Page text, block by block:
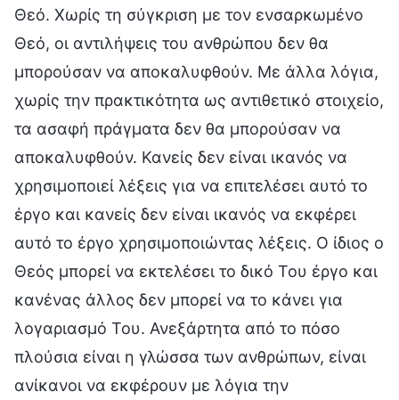
Θεό. Χωρίς τη σύγκριση με τον ενσαρκωμένο
Θεό, οι αντιλήψεις του ανθρώπου δεν θα
μπορούσαν να αποκαλυφθούν. Με άλλα λόγια,
χωρίς την πρακτικότητα ως αντιθετικό στοιχείο,
τα ασαφή πράγματα δεν θα μπορούσαν να
αποκαλυφθούν. Κανείς δεν είναι ικανός να
χρησιμοποιεί λέξεις για να επιτελέσει αυτό το
έργο και κανείς δεν είναι ικανός να εκφέρει
αυτό το έργο χρησιμοποιώντας λέξεις. Ο ίδιος ο
Θεός μπορεί να εκτελέσει το δικό Του έργο και
κανένας άλλος δεν μπορεί να το κάνει για
λογαριασμό Του. Ανεξάρτητα από το πόσο
πλούσια είναι η γλώσσα των ανθρώπων, είναι
ανίκανοι να εκφέρουν με λόγια την